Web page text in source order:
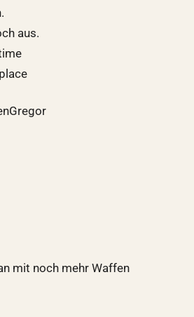
aus.
mit noch mehr Waffen